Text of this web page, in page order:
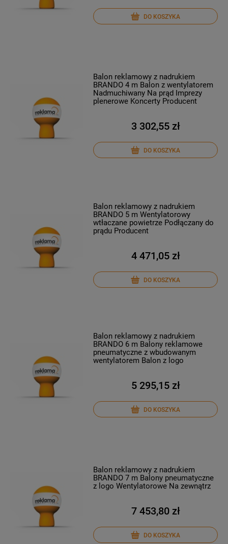
DO KOSZYKA
Balon reklamowy z nadrukiem
BRANDO 4 m Balon z wentylatorem
Nadmuchiwany Na prąd Imprezy
plenerowe Koncerty Producent
3 302,55 zł
DO KOSZYKA
Balon reklamowy z nadrukiem
BRANDO 5 m Wentylatorowy
wtłaczane powietrze Podłączany do
prądu Producent
4 471,05 zł
DO KOSZYKA
Balon reklamowy z nadrukiem
BRANDO 6 m Balony reklamowe
pneumatyczne z wbudowanym
wentylatorem Balon z logo
5 295,15 zł
DO KOSZYKA
Balon reklamowy z nadrukiem
BRANDO 7 m Balony pneumatyczne
z logo Wentylatorowe Na zewnątrz
7 453,80 zł
DO KOSZYKA